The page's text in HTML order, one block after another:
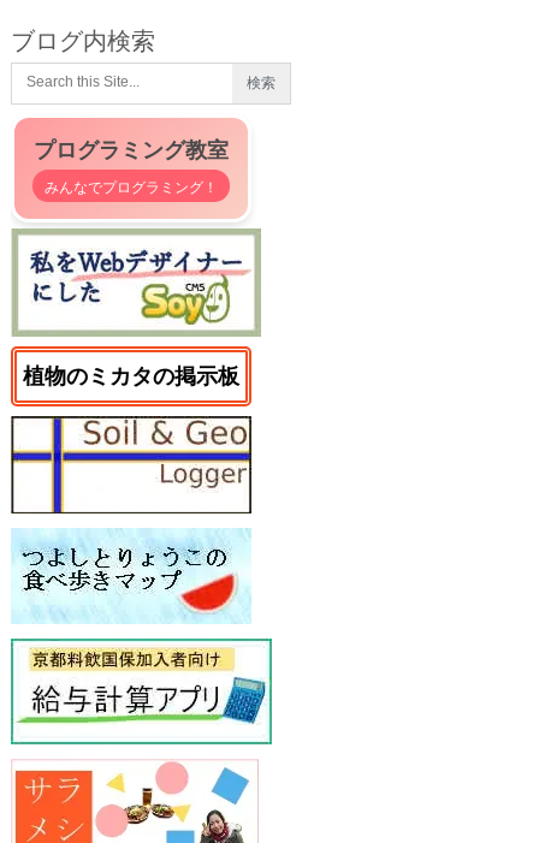
ブログ内検索
プログラミング教室
みんなでプログラミング！
植物のミカタの掲示板